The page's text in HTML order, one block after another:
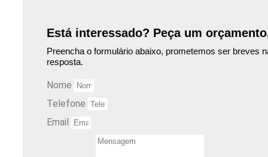
Está interessado? Peça um
Preencha o formulário abaixo, prometemos ser breves
resposta.
Nome
Telefone
Email